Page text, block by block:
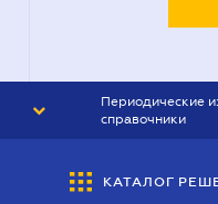
Периодические
справочники
КАТАЛОГ